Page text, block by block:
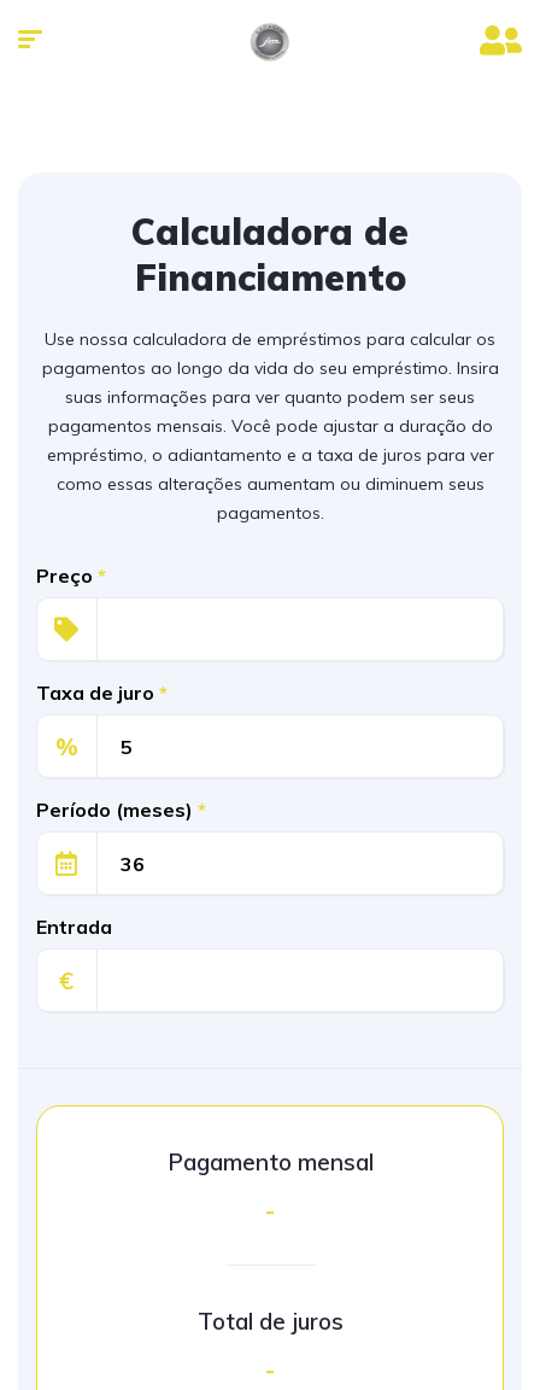
Calculadora de
Financiamento
Use nossa calculadora de empréstimos para calcular os
pagamentos ao longo da vida do seu empréstimo. Insira
suas informações para ver quanto podem ser seus
pagamentos mensais. Você pode ajustar a duração do
empréstimo, o adiantamento e a taxa de juros para ver
como essas alterações aumentam ou diminuem seus
pagamentos.
Preço *
Taxa de juro *
%
Período (meses) *
Entrada
€
Pagamento mensal
-
Total de juros
-